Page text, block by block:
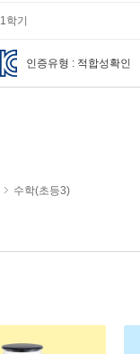
1학기
인증유형 : 적합성확인
수학(초등3)